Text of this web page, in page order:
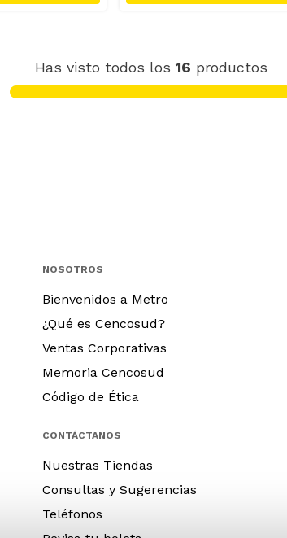
Has visto todos los16 productos
NOSOTROS
Bienvenidos a Metro
¿Qué es Cencosud?
Ventas Corporativas
Memoria Cencosud
Código de Ética
CONTÁCTANOS
Nuestras Tiendas
Consultas y Sugerencias
Teléfonos